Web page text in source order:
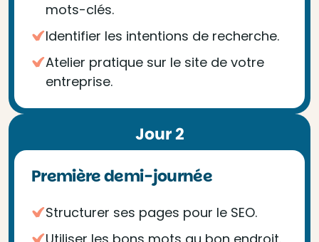
mots-clés.
Identifier les intentions de recherche.
Atelier pratique sur le site de votre
entreprise.
Jour 2
Première demi-journée
Structurer ses pages pour le SEO.